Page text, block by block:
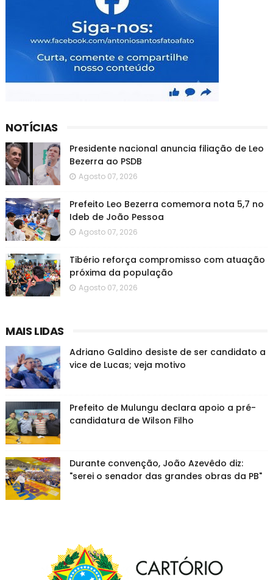
NOTÍCIAS
Presidente nacional anuncia filiação de Leo
Bezerra ao PSDB
Agosto 07, 2026
Prefeito Leo Bezerra comemora nota 5,7 no
Ideb de João Pessoa
Agosto 07, 2026
Tibério reforça compromisso com atuação
próxima da população
Agosto 07, 2026
MAIS LIDAS
Adriano Galdino desiste de ser candidato a
vice de Lucas; veja motivo
Prefeito de Mulungu declara apoio a pré-
candidatura de Wilson Filho
Durante convenção, João Azevêdo diz:
"serei o senador das grandes obras da PB"